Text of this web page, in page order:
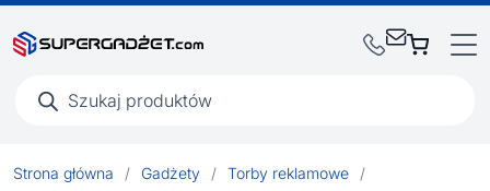
produktów
Strona główna / Gadżety / Torby reklamowe
/